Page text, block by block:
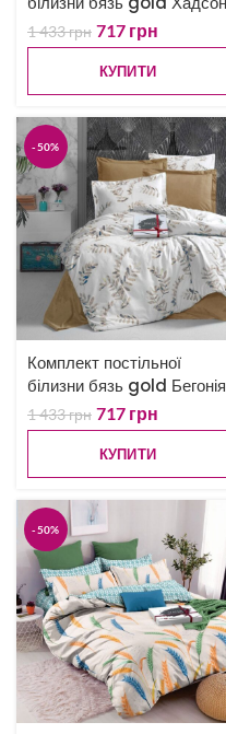
1 433грн 717 грн
КУПИТИ
-50%
Комплект постільної
білизни бязь gold Бегонія
1 433грн 717 грн
КУПИТИ
-50%